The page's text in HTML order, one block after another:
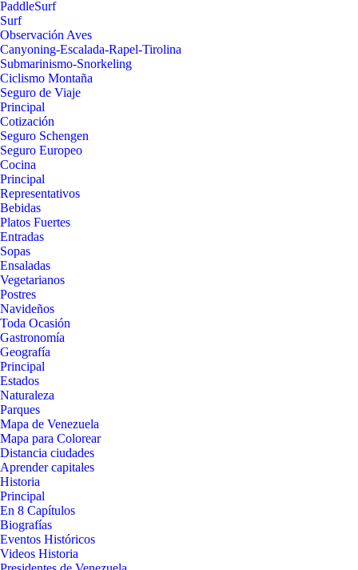
PaddleSurf
Surf
Observación Aves
Canyoning-Escalada-Rapel-Tirolina
Submarinismo-Snorkeling
Ciclismo Montaña
Seguro de Viaje
Principal
Cotización
Seguro Schengen
Seguro Europeo
Cocina
Principal
Representativos
Bebidas
Platos Fuertes
Entradas
Sopas
Ensaladas
Vegetarianos
Postres
Navideños
Toda Ocasión
Gastronomía
Geografía
Principal
Estados
Naturaleza
Parques
Mapa de Venezuela
Mapa para Colorear
Distancia ciudades
Aprender capitales
Historia
Principal
En 8 Capítulos
Biografías
Eventos Históricos
Videos Historia